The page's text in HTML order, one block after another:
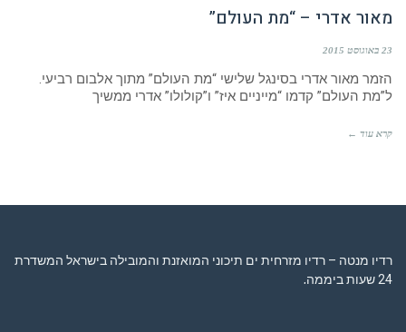
מאור אדרי – “מת העולם”
23 באוגוסט 2015
הזמר מאור אדרי בסינגל שלישי “מת העולם” מתוך אלבום רביעי.
ל”מת העולם” קדמו “מייניים איז” ו”קולולו” אדרי ממשיך
קרא עוד ←
רדיו מנטה – רדיו מזרחית ים תיכוני המואזנת והמובילה בישראל המשדרת
24 שעות ביממה,